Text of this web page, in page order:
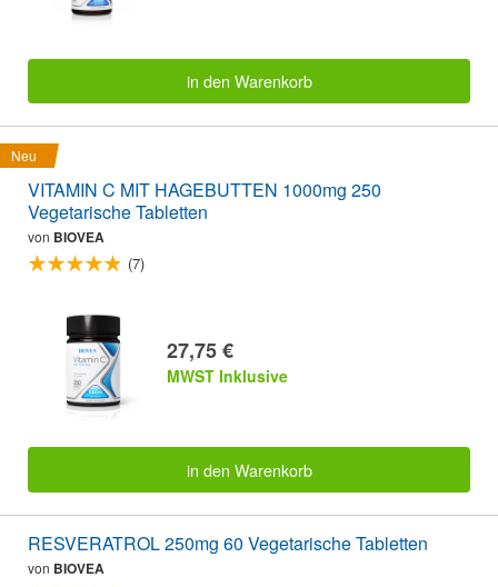
in den Warenkorb
Neu
VITAMIN C MIT HAGEBUTTEN 1000mg 250
Vegetarische Tabletten
von BIOVEA
(7)
27,75 €
MWST Inklusive
in den Warenkorb
RESVERATROL 250mg 60 Vegetarische Tabletten
von BIOVEA